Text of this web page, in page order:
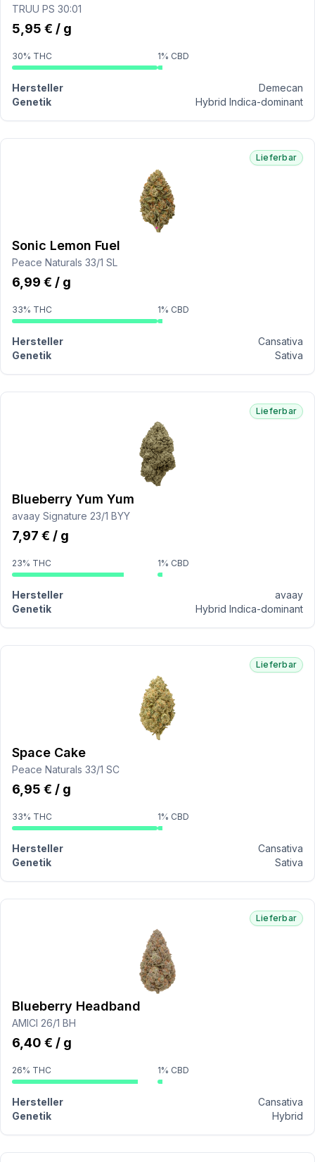
TRUU PS 30:01
5,95 € / g
30% THC 1% CBD
Hersteller
Demecan
Genetik
Hybrid Indica-dominant
Lieferbar
Sonic Lemon Fuel
Peace Naturals 33/1 SL
6,99 € / g
33% THC 1% CBD
Hersteller
Cansativa
Genetik
Sativa
Lieferbar
Blueberry Yum Yum
avaay Signature 23/1 BYY
7,97 € / g
23% THC 1% CBD
Hersteller
avaay
Genetik
Hybrid Indica-dominant
Lieferbar
Space Cake
Peace Naturals 33/1 SC
6,95 € / g
33% THC 1% CBD
Hersteller
Cansativa
Genetik
Sativa
Lieferbar
Blueberry Headband
AMICI 26/1 BH
6,40 € / g
26% THC 1% CBD
Hersteller
Cansativa
Genetik
Hybrid